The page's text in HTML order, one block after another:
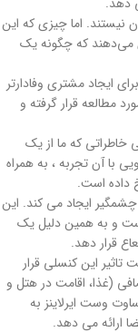
اما چیزی که این
می‌دهند که چگونه یک
ایجاد مشتری وفادارتر
مطالعه قرار گرفته و
خاطراتی که ما از یک
با آن تجربه ، به همراه
داده است.
چشمگیر ایجاد می کند. این
است و به همین دلیل یک
قرار دهد.
تاثیر این کنسلی قرار
(غذا، اقامت در هتل و
وست ایرلاینز به